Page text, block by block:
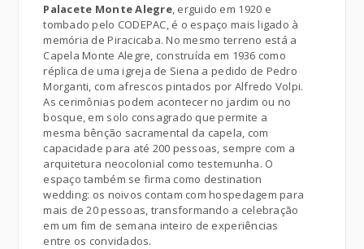
Palacete Monte Alegre, erguido em 1920 e
tombado pelo CODEPAC, é o espaço mais ligado à
memória de Piracicaba. No mesmo terreno está a
Capela Monte Alegre, construída em 1936 como
réplica de uma igreja de Siena a pedido de Pedro
Morganti, com afrescos pintados por Alfredo Volpi.
As cerimônias podem acontecer no jardim ou no
bosque, em solo consagrado que permite a
mesma bênção sacramental da capela, com
capacidade para até 200 pessoas, sempre com a
arquitetura neocolonial como testemunha. O
espaço também se firma como destination
wedding: os noivos contam com hospedagem para
mais de 20 pessoas, transformando a celebração
em um fim de semana inteiro de experiências
entre os convidados.